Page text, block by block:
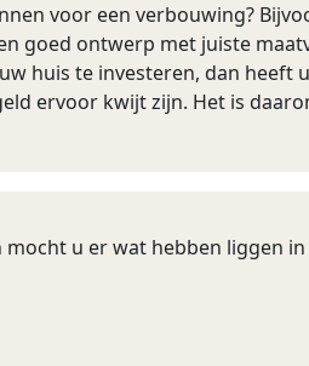
voor een verbouwing?
goed ontwerp met juiste
huis te investeren, dan heeft
ervoor kwijt zijn. Het is
u er wat hebben liggen